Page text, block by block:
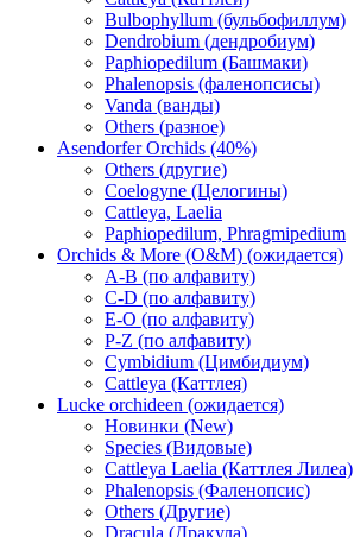
Bulbophyllum (бульбофиллум)
Dendrobium (дендробиум)
Paphiopedilum (Башмаки)
Phalenopsis (фаленопсисы)
Vanda (ванды)
Others (разное)
Asendorfer Orchids (40%)
Others (другие)
Coelogyne (Целогины)
Cattleya, Laelia
Paphiopedilum, Phragmipedium
Orchids & More (O&M) (ожидается)
A-B (по алфавиту)
C-D (по алфавиту)
E-O (по алфавиту)
P-Z (по алфавиту)
Cymbidium (Цимбидиум)
Cattleya (Каттлея)
Lucke orchideen (ожидается)
Новинки (New)
Species (Видовые)
Cattleya Laelia (Каттлея Лилеа)
Phalenopsis (Фаленопсис)
Others (Другие)
Dracula (Дракула)